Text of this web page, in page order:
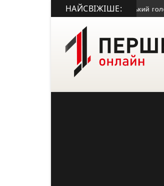
НАЙСВІЖІШЕ:
за крадіжку газу • Міський голова